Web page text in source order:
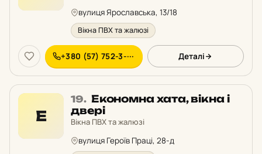
вулиця Ярославська, 13/18
Вікна ПВХ та жалюзі
+380 (57) 752-3-··· Деталі
Е
19. Місце
19
у
Економна хата, вікна і
двері
Вікна ПВХ та жалюзі
вулиця Героїв Праці, 28-д